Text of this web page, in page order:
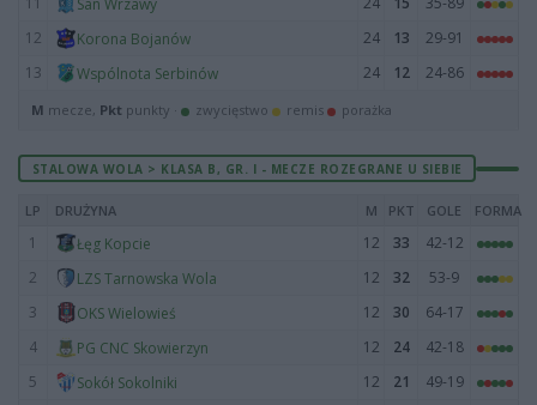
12
Korona Bojanów 24 13
29-91
13
Wspólnota Serbinów 24 12 24-86
M mecze, Pkt punkty · zwycięstwo remis porażka
STALOWA WOLA > KLASA B, GR. I - MECZE ROZEGRANE U SIEBIE
LP DRUŻYNA M PKT GOLE FORMA
1 Łęg Kopcie 12 33
42-12
2
LZS Tarnowska Wola 12 32
53-9
3
OKS Wielowieś 12 30
64-17
4
PG CNC Skowierzyn 12 24
42-18
5
Sokół Sokolniki 12 21 49-19